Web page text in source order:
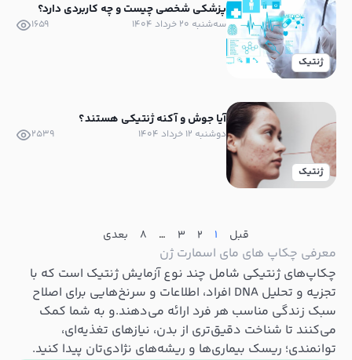
ژنتیک
پزشکی شخصی چیست و چه کاربردی دارد؟
سه‌شنبه ۲۰ خرداد ۱۴۰۴ 1659
ژنتیک
آیا جوش و آکنه ژنتیکی هستند؟
دوشنبه ۱۲ خرداد ۱۴۰۴ 2539
قبل 1
2
3
…
8 بعدی
معرفی چکاپ های مای اسمارت ژن
چکاپ‌های ژنتیکی شامل چند نوع آزمایش ژنتیک است که با
تجزیه و تحلیل DNA افراد، اطلاعات و سرنخ‌هایی برای اصلاح
سبک زندگی مناسب هر فرد ارائه می‌دهند.و به شما کمک
می‌کنند تا شناخت دقیق‌تری از بدن، نیازهای تغذیه‌ای،
توانمندی؛ ریسک بیماری‌ها و ریشه‌های نژادی‌تان پیدا کنید.